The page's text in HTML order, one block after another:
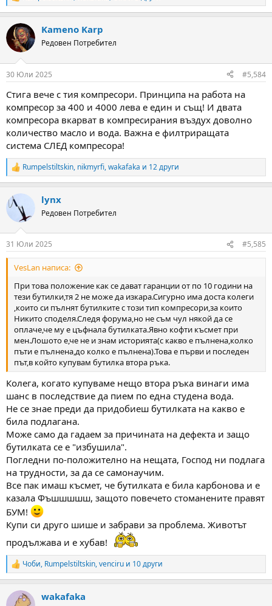
e
c
t
i
s
Kameno Karp
Редовен Потребител
30 Юли 2025 #5,584
Стига вече с тия компресори. Принципа на работа на
компресор за 400 и 4000 лева е един и същ! И двата
компресора вкарват в компресирания въздух доволно
количество масло и вода. Важна е филтриращата
система СЛЕД компресора!
R
e
c
t
i
s
:
Rumpelstiltskin, nikmyrfi,wakafaka и 12 други
lynx
Редовен Потребител
31 Юли 2025 #5,585
VesLan написа:
При това положение как се дават гаранции от по 10 години на
тези бутилки,тя 2 не може да изкара.Сигурно има доста колеги
,които си пълнят бутилките с този тип компресори,за които
Никито споделя.Следя форума,но не съм чул някой да се
оплаче,че му е цъфнала бутилката.Явно кофти късмет при
мен.Лошото е,че не и знам историята(с какво е пълнена,колко
пъти е пълнена,до колко е пълнена).Това е първи и последен
път,в който купувам бутилка втора ръка.
Колега, когато купуваме нещо втора ръка винаги има
шанс в последствие да пием по една студена вода.
Не се знае преди да придобиеш бутилката на какво е
била подлагана.
Може само да гадаем за причината на дефекта и защо
бутилката се е "избушила".
Погледни по-положително на нещата, Господ ни подлага
на трудности, за да се самонаучим.
Все пак имаш късмет, че бутилката е била карбонова и е
казала Фъшшшшш, защото повечето стоманените правят
БУМ!
Купи си друго шише и забрави за проблема. Животът
продължава и е хубав!
R
e
c
Чоби, Rumpelstiltskin,venciru и 10 други
wakafaka